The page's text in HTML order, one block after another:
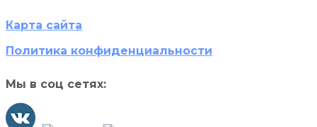
Карта сайта
Политика конфиденциальности
Мы в соц сетях: